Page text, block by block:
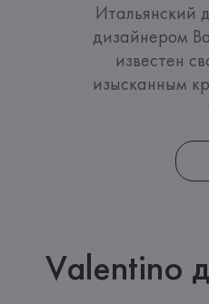
Итальянский
дизайнером
известен
изысканным
Valentino